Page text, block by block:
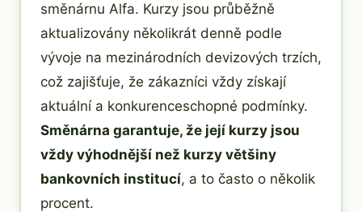
směnárnu Alfa. Kurzy jsou průběžně
aktualizovány několikrát denně podle
vývoje na mezinárodních devizových trzích,
což zajišťuje, že zákazníci vždy získají
aktuální a konkurenceschopné podmínky.
Směnárna garantuje, že její kurzy jsou
vždy výhodnější než kurzy většiny
bankovních institucí, a to často o několik
procent.